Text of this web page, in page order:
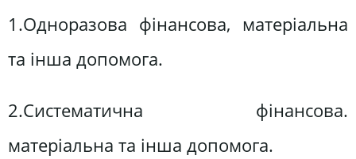
1.Одноразова фінансова, матеріальна
та інша допомога.
2.Систематична фінансова.
матеріальна та інша допомога.